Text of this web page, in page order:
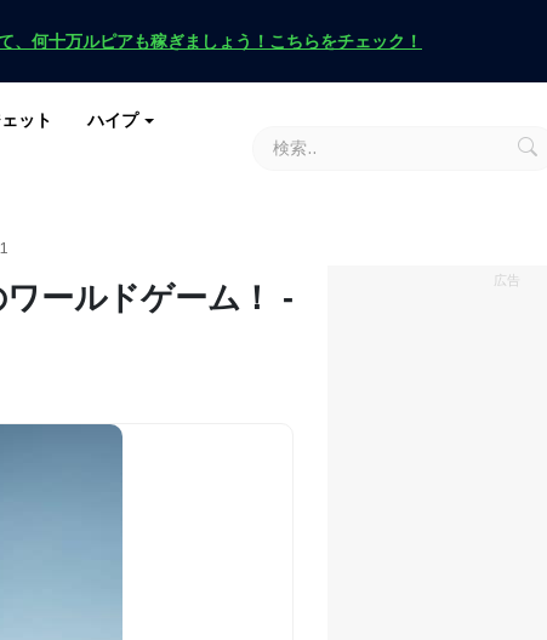
、何十万ルピアも稼ぎましょう！こちらをチェック！
ット ハイプ
ールドゲーム！ -
広告